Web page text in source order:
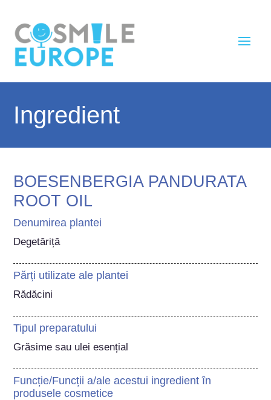
Ingredient
BOESENBERGIA PANDURATA
ROOT OIL
Denumirea plantei
Degetăriță
Părți utilizate ale plantei
Rădăcini
Tipul preparatului
Grăsime sau ulei esențial
Funcție/Funcții a/ale acestui ingredient în
produsele cosmetice